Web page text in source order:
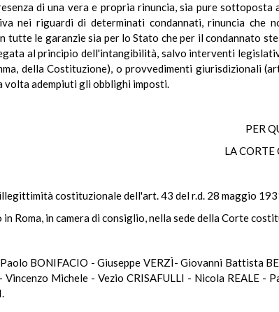
di una vera e propria rinuncia, sia pure
nei riguardi di determinati condannati, rinuncia che
tutte le garanzie sia per lo Stato che per il condannato
al principio dell'intangibilità, salvo interventi
della Costituzione), o provvedimenti giurisdizionali
volta adempiuti gli obblighi imposti.
PER
LA
costituzionale dell'art. 43 del r.d. 28 maggio
in Roma, in camera di consiglio, nella sede della Corte
BONIFACIO - Giuseppe VERZÌ- Giovanni Battista
Vincenzo Michele - Vezio CRISAFULLI - Nicola REALE